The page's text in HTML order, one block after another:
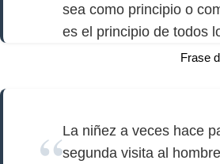
sea como principio o
es el principio de todos
Frase
La niñez a veces hace
segunda visita al